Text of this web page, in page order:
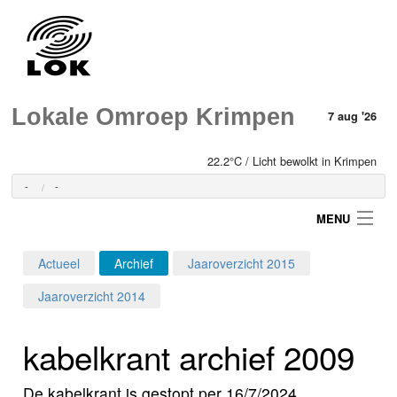
Lokale Omroep Krimpen 7 aug '26
22.2°C / Licht bewolkt in Krimpen
- -
MENU
Programma's
Actueel Archief
Jaaroverzicht 2015
Jaaroverzicht 2014
kabelkrant archief 2009